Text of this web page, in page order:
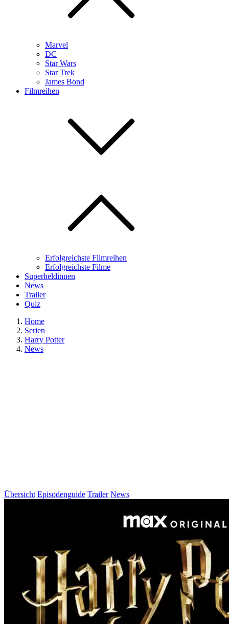
Marvel
DC
Star Wars
Star Trek
James Bond
Filmreihen
Erfolgreichste Filmreihen
Erfolgreichste Filme
Superheldinnen
News
Trailer
Quiz
Home
Serien
Harry Potter
News
Übersicht Episodenguide Trailer News